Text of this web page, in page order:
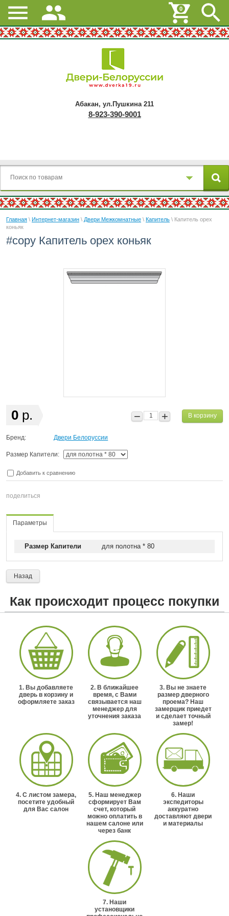
Абакан, ул.Пушкина 211
8-923-390-9001
Главная \ Интернет-магазин \ Двери Межкомнатные \ Капитель \ Капитель орех
коньяк
#copy Капитель орех коньяк
0 р. В корзину
Бренд: Двери Белоруссии
Размер Капители:
Добавить к сравнению
поделиться
Параметры
Размер Капители для полотна * 80
Назад
Как происходит процесс покупки
1. Вы добавляете
дверь в корзину и
оформляете заказ
2. В ближайшее
время, с Вами
связывается наш
менеджер для
уточнения заказа
3. Вы не знаете
размер дверного
проема? Наш
замерщик приедет
и сделает точный
замер!
4. С листом замера,
посетите удобный
для Вас салон
5. Наш менеджер
сформирует Вам
счет, который
можно оплатить в
нашем салоне или
через банк
6. Наши
экспедиторы
аккуратно
доставляют двери
и материалы
7. Наши
установщики
0